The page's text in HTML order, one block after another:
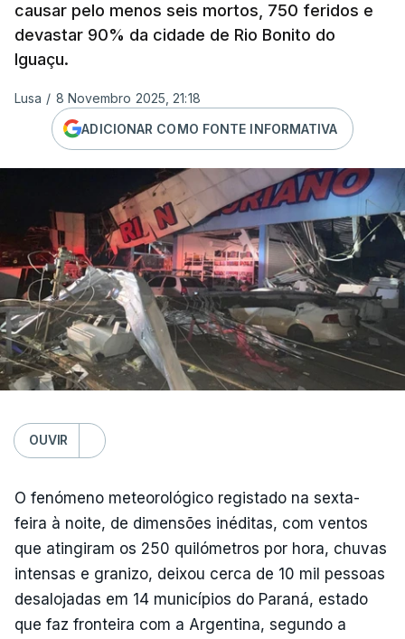
causar pelo menos seis mortos, 750 feridos e
devastar 90% da cidade de Rio Bonito do
Iguaçu.
Lusa / 8 Novembro 2025, 21:18
ADICIONAR COMO FONTE INFORMATIVA
OUVIR
O fenómeno meteorológico registado na sexta-
feira à noite, de dimensões inéditas, com ventos
que atingiram os 250 quilómetros por hora, chuvas
intensas e granizo, deixou cerca de 10 mil pessoas
desalojadas em 14 municípios do Paraná, estado
que faz fronteira com a Argentina, segundo a